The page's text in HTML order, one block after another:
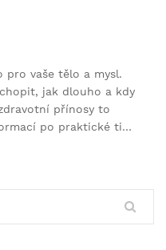
pro vaše tělo a mysl.
jak dlouho a kdy
přínosy to
po praktické tipy